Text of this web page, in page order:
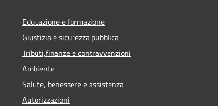
Educazione e formazione
Giustizia e sicurezza pubblica
Tributi,finanze e contravvenzioni
Ambiente
Salute, benessere e assistenza
Autorizzazioni